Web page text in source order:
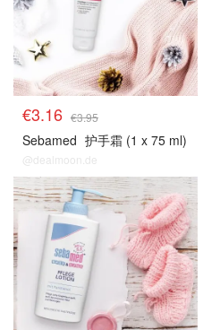
€3.16 €3.95
Sebamed 护手霜 (1 x 75 ml)
@dealmoon.de